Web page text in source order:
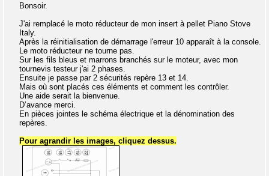
Bonsoir.
J'ai remplacé le moto réducteur de mon insert à pellet Piano Stove
Italy.
Après la réinitialisation de démarrage l'erreur 10 apparaît à la console.
Le moto réducteur ne tourne pas.
Sur les fils bleus et marrons branchés sur le moteur, avec mon
tournevis testeur j'ai 2 phases.
Ensuite je passe par 2 sécurités repère 13 et 14.
Mais où sont placés ces éléments et comment les contrôler.
Une aide serait la bienvenue.
D’avance merci.
En pièces jointes le schéma électrique et la dénomination des
repères.
Pour agrandir les images, cliquez dessus.